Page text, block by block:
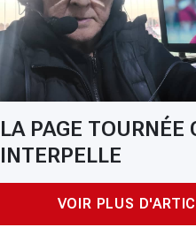
LA PAGE TOURNÉE
INTERPELLE
VOIR PLUS